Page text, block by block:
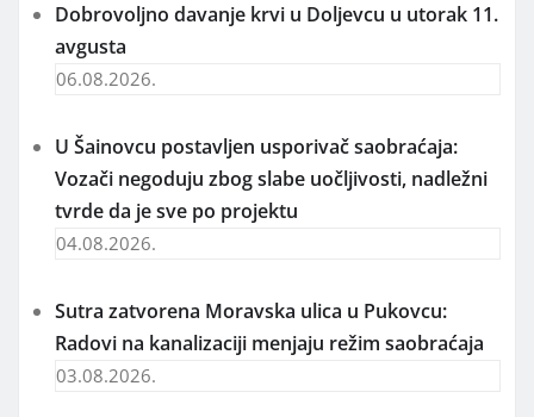
Dobrovoljno davanje krvi u Doljevcu u utorak 11.
avgusta
06.08.2026.
U Šainovcu postavljen usporivač saobraćaja:
Vozači negoduju zbog slabe uočljivosti, nadležni
tvrde da je sve po projektu
04.08.2026.
Sutra zatvorena Moravska ulica u Pukovcu:
Radovi na kanalizaciji menjaju režim saobraćaja
03.08.2026.